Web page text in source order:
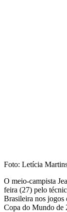
Foto: Letícia
O meio-campista
feira (27) pelo
Brasileira nos
Copa do Mundo de